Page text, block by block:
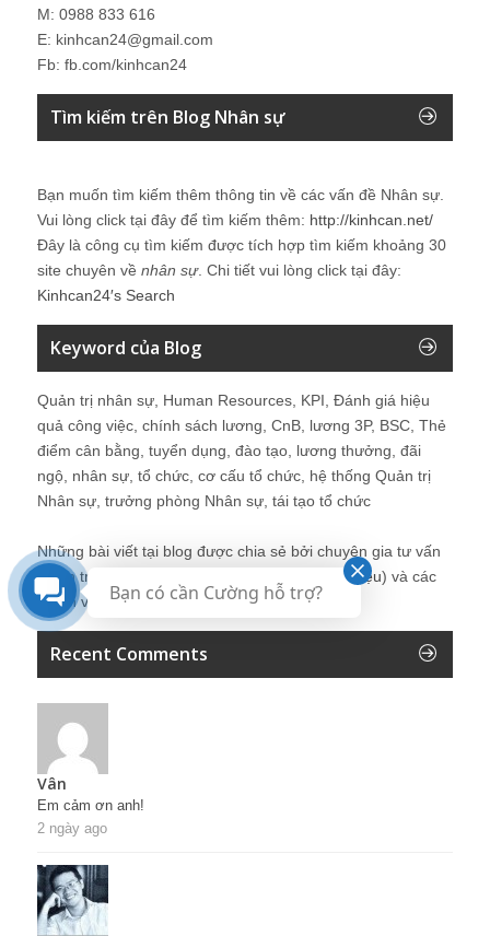
M: 0988 833 616
E: kinhcan24@gmail.com
Fb: fb.com/kinhcan24
Tìm kiếm trên Blog Nhân sự
Bạn muốn tìm kiếm thêm thông tin về các vấn đề Nhân sự
Vui lòng click tại đây để tìm kiếm thêm: http://kinhcan.net/
Đây là công cụ tìm kiếm được tích hợp tìm kiếm khoảng 30
site chuyên về nhân sự. Chi tiết vui lòng click tại đây:
Kinhcan24′s Search
Keyword của Blog
Quản trị nhân sự, Human Resources, KPI, Đánh giá hiệu
quả công việc, chính sách lương, CnB, lương 3P, BSC, Thẻ
điểm cân bằng, tuyển dụng, đào tạo, lương thưởng, đãi
ngộ, nhân sự, tổ chức, cơ cấu tổ chức, hệ thống Quản trị
Nhân sự, trưởng phòng Nhân sự, tái tạo tổ chức
Những bài viết tại blog được chia sẻ bởi chuyên gia tư vấn
Quản trị Nhân sự Nguyễn Hùng Cường (
giới thiệu) và các
thành viên khác trong cộng đồng Nhân sự.
Recent Comments
Vân
Em cảm ơn anh!
2 ngày ago
Bạn có cần Cường hỗ trợ?